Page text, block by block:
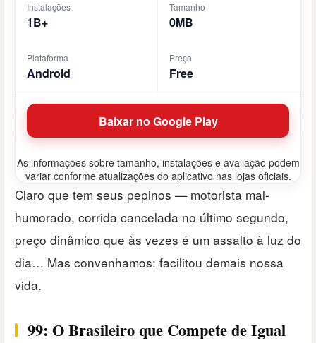
Instalações
1B+
Tamanho
0MB
Plataforma
Android
Preço
Free
Baixar no Google Play
As informações sobre tamanho, instalações e avaliação podem
variar conforme atualizações do aplicativo nas lojas oficiais.
Claro que tem seus pepinos — motorista mal-
humorado, corrida cancelada no último segundo,
preço dinâmico que às vezes é um assalto à luz do
dia… Mas convenhamos: facilitou demais nossa
vida.
99: O Brasileiro que Compete de Igual